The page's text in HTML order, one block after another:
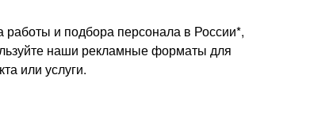
и подбора персонала в России*,
наши рекламные форматы для
или услуги.